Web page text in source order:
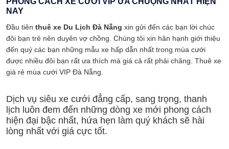
NAY
Đầu tiên thuê xe Du Lịch Đà Nẵng xin gửi đến các bạn lời chúc
đôi bạn trẻ nên duyên vợ chồng. Chúng tôi xin hân hạnh giới thiệu
đến quý các bạn những mẫu xe hấp dẫn nhất trong mùa cưới
được nhiều đôi bạn rất ưa thích mà giá cả rất phải chăng. Thuê xe
giá rẻ mùa cưới VIP Đà Nẵng.
Dịch vụ siêu xe cưới đẳng cấp, sang trọng, thanh
lịch luôn đem đến những dòng xe mới phong cách
hiện đại bậc nhất, hứa hẹn làm quý khách sẽ hài
lòng nhất với giá cực tốt.